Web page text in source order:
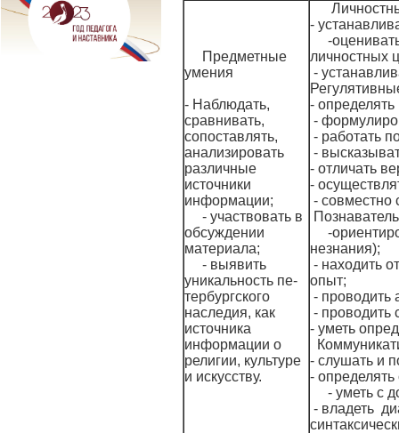
Предметные
умения
- Наблюдать,
сравнивать,
сопоставлять,
анализировать
различные
источники
информации;
- участвовать в
обсуждении
материала;
- выявить
уникальность пе­
тербургского
наследия, как
источника
информации о
религии, культуре
и искусству.
-
-
личностных
-
-
-
- работать
-
- отличать
-
- совместно
-
незнания);
- находить
опыт;
- проводить
- проводить
- уметь
- слушать и
-
- уметь с
- владеть